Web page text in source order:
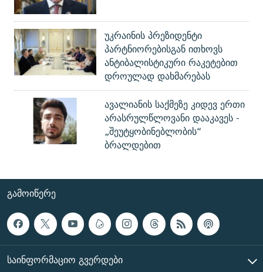
უკრაინის პრეზიდენტი
პარტნიორებისგან ითხოვს
ანტიბალისტიკური რაკეტებით
დროულად დახმარებას
ავალიანის საქმეზე კიდევ ერთი
არასრულწლოვანი დააკავეს -
„შეუტყობინებლობის“
ბრალდებით
ᲒᲐᲛᲝᲘᲬᲔᲠᲔ
ᲡᲐᲘᲜᲤᲝᲠᲛᲐᲪᲘᲝ ᲒᲕᲔᲠᲓᲔᲑᲘ